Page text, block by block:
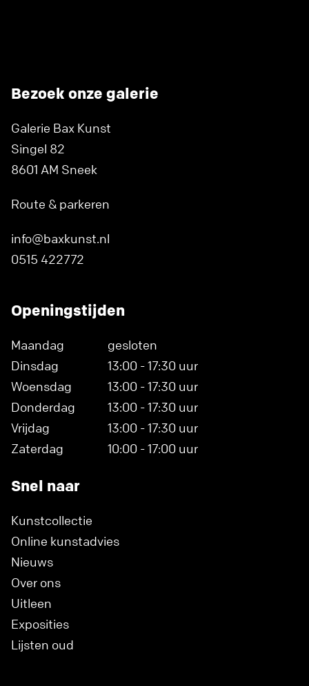
Bezoek onze galerie
Galerie Bax Kunst
Singel 82
8601 AM Sneek
Route & parkeren
info@baxkunst.nl
0515 422772
Openingstijden
Maandag
gesloten
Dinsdag
13:00 - 17:30 uur
Woensdag
13:00 - 17:30 uur
Donderdag
13:00 - 17:30 uur
Vrijdag
13:00 - 17:30 uur
Zaterdag
10:00 - 17:00 uur
Snel naar
Kunstcollectie
Online kunstadvies
Nieuws
Over ons
Uitleen
Exposities
Lijsten oud